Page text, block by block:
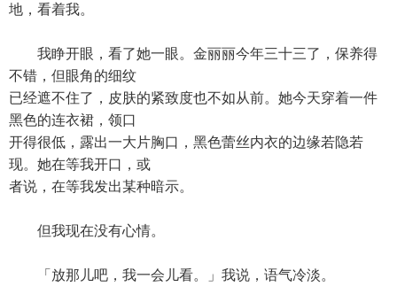
地，看着我。
我睁开眼，看了她一眼。金丽丽今年三十三了，保养得
不错，但眼角的细纹
已经遮不住了，皮肤的紧致度也不如从前。她今天穿着一件
黑色的连衣裙，领口
开得很低，露出一大片胸口，黑色蕾丝内衣的边缘若隐若
现。她在等我开口，或
者说，在等我发出某种暗示。
但我现在没有心情。
「放那儿吧，我一会儿看。」我说，语气冷淡。